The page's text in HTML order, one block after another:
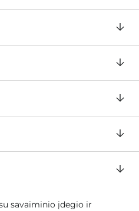
savaiminio įdegio ir